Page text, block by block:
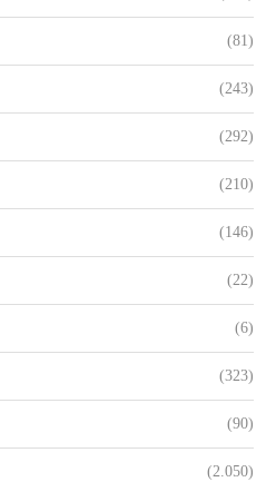
(81)
(243)
(292)
(210)
(146)
(22)
(6)
(323)
(90)
(2.050)